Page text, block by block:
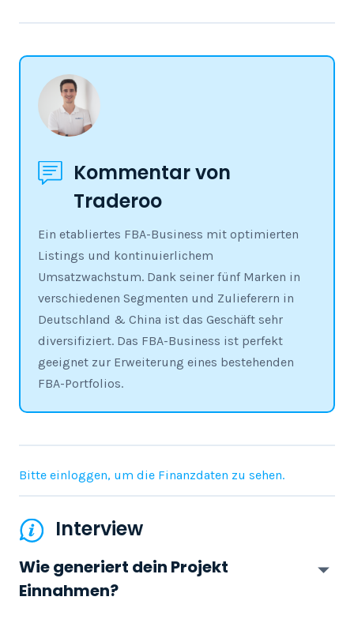
Kommentar von
Traderoo
Ein etabliertes FBA-Business mit optimierten
Listings und kontinuierlichem
Umsatzwachstum. Dank seiner fünf Marken in
verschiedenen Segmenten und Zulieferern in
Deutschland & China ist das Geschäft sehr
diversifiziert. Das FBA-Business ist perfekt
geeignet zur Erweiterung eines bestehenden
FBA-Portfolios.
Bitte einloggen, um die Finanzdaten zu sehen.
Interview
Wie generiert dein Projekt
Einnahmen?